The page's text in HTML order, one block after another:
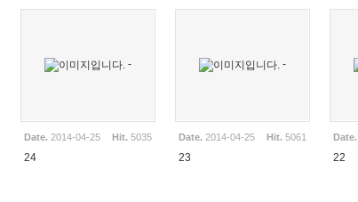
-
Date. 2014-04-25 Hit. 5035
24
-
Date. 2014-04-25 Hit. 5061
23
Date.
22